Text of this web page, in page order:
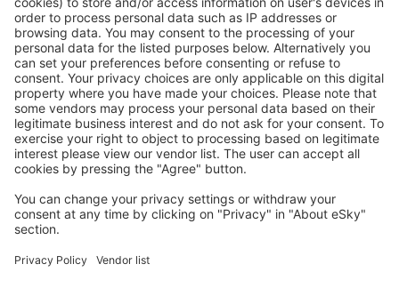
Laden Sie unsere App herunterund planen
Sie Ihre Reisen
Reise planen
Flüge
Kurzurlaub
Urlaub